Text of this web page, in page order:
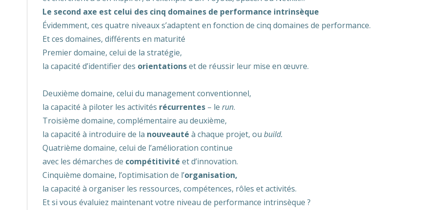
Le second axe est celui des cinq domaines de performance intrinsèque
Évidemment, ces quatre niveaux s’adaptent en fonction de cinq domaines de performance.
Et ces domaines, différents en maturité
Premier domaine, celui de la stratégie,
la capacité d’identifier des orientationset de réussir leur mise en œuvre.
Deuxième domaine, celui du management conventionnel,
la capacité à piloter les activités récurrentes – le run.
Troisième domaine, complémentaire au deuxième,
la capacité à introduire de la nouveauté à chaque projet, ou build.
Quatrième domaine, celui de l’amélioration continue
avec les démarches de compétitivité et d’innovation.
Cinquième domaine, l’optimisation de l’organisation,
la capacité à organiser les ressources, compétences, rôles et activités.
Et si vous évaluiez maintenant votre niveau de performance intrinsèque ?